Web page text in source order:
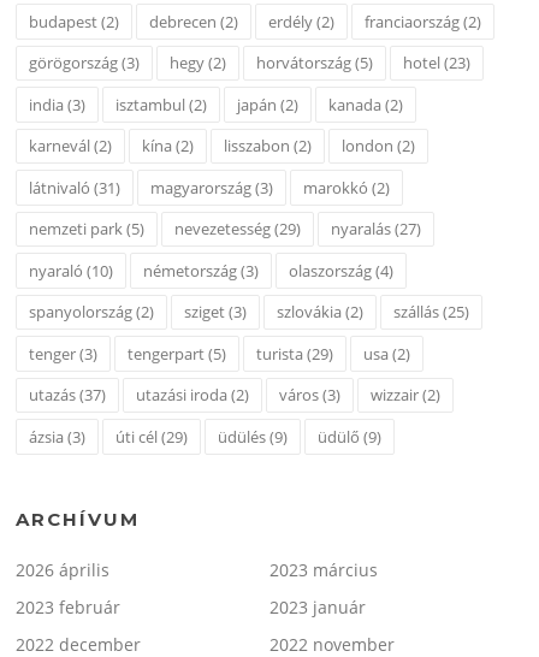
budapest(2) debrecen (2) erdély(2) franciaország(2)
görögország(3) hegy(2) horvátország(5) hotel(23)
india(3) isztambul(2) japán (2) kanada(2)
karnevál(2) kína(2) lisszabon (2) london (2)
látnivaló (31) magyarország(3) marokkó (2)
nemzeti park(5) nevezetesség(29) nyaralás(27)
nyaraló (10) németország(3) olaszország(4)
spanyolország(2) sziget(3) szlovákia(2) szállás(25)
tenger(3) tengerpart(5) turista(29) usa(2)
utazás(37) utazási iroda(2) város(3) wizzair(2)
ázsia(3) úti cél(29) üdülés(9) üdülő (9)
ARCHÍVUM
2026 április
2023 március
2023 február
2023 január
2022 december
2022 november